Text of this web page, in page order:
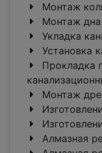
Монтаж
Монтаж дна
Укладка
Установка
Прокладка
Монтаж
Алмазная